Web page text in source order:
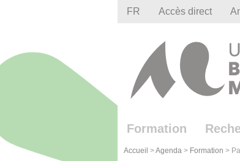
FR Accès direct
Formation
Accueil >Agenda > Formation >